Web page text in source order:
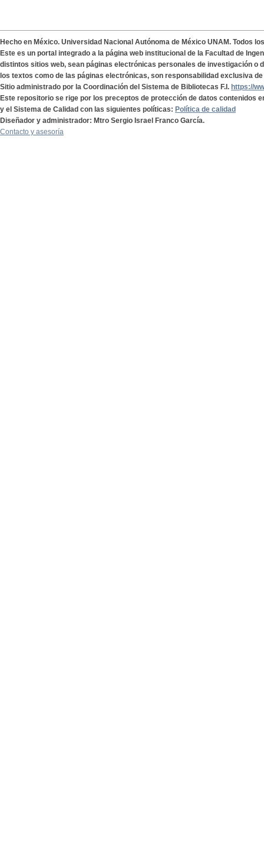
Hecho en México. Universidad Nacional Autónoma de México UNAM. Todos
Este es un portal integrado a la página web institucional de la Facultad de
distintos sitios web, sean páginas electrónicas personales de investigación o
los textos como de las páginas electrónicas, son responsabilidad exclusiva
Sitio administrado por la Coordinación del Sistema de Bibliotecas F.I. https://
Este repositorio se rige por los preceptos de protección de datos contenidos
y el Sistema de Calidad con las siguientes políticas: Política de calidad
Diseñador y administrador: Mtro Sergio Israel Franco García.
Contacto y asesoría